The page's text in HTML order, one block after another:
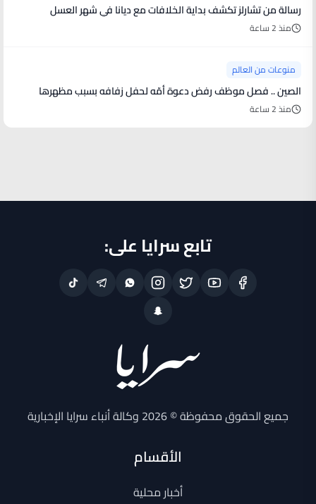
رسالة من تشارلز تكشف بداية الخلافات مع ديانا في شهر العسل
منذ 2 ساعة
منوعات من العالم
الصين .. فصل موظف رفض دعوة أمّه لحفل زفافه بسبب مظهرها
منذ 2 ساعة
تابع سرايا على:
جميع الحقوق محفوظة © 2026 وكالة أنباء سرايا الإخبارية
الأقسام
أخبار محلية